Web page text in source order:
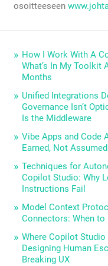
osoitteeseen
How I Work With A
What’s In My Toolkit
Months
Unified Integrations
Governance Isn’t
Is the Middleware
Vibe Apps and Code
Earned, Not Assumed
Techniques for
Copilot Studio: Why
Instructions Fail
Model Context
Connectors: When to
Where Copilot
Designing Human
Breaking UX